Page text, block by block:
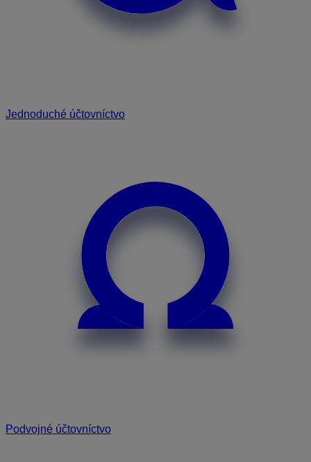
Jednoduché účtovníctvo
Podvojné účtovníctvo